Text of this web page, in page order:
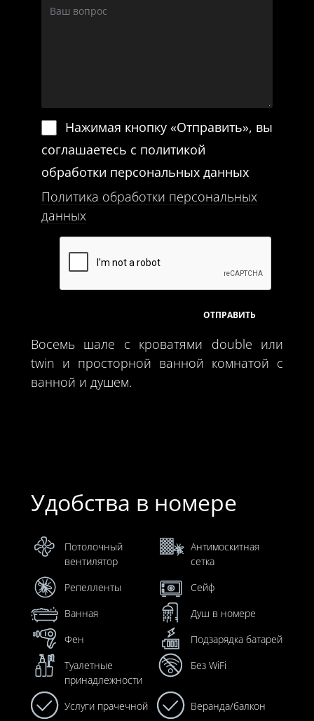
Нажимая кнопку «Отправить», вы
соглашаетесь с политикой
обработки персональных данных
Политика обработки персональных
данных
Восемь шале с кроватями double или
twin и просторной ванной комнатой с
ванной и душем.
Удобства в номере
Потолочный
вентилятор
Антимоскитная
сетка
Репелленты
Сейф
Ванная
Душ в номере
Фен
Подзарядка батарей
Туалетные
принадлежности
Без WiFi
Услуги прачечной Веранда/балкон